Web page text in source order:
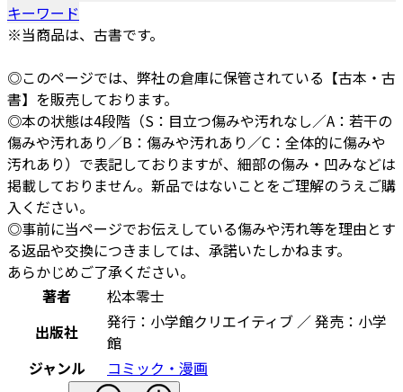
キーワード
※当商品は、古書です。
◎このページでは、弊社の倉庫に保管されている【古本・古
書】を販売しております。
◎本の状態は4段階（S：目立つ傷みや汚れなし／A：若干の
傷みや汚れあり／B：傷みや汚れあり／C：全体的に傷みや
汚れあり）で表記しておりますが、細部の傷み・凹みなどは
掲載しておりません。新品ではないことをご理解のうえご購
入ください。
◎事前に当ページでお伝えしている傷みや汚れ等を理由とす
る返品や交換につきましては、承諾いたしかねます。
あらかじめご了承ください。
著者
松本零士
出版社
発行：小学館クリエイティブ ／ 発売：小学
館
ジャンル
コミック・漫画